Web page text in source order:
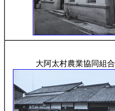
大阿太村農業協同組合